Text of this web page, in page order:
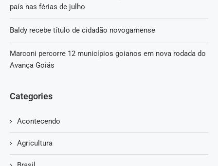
país nas férias de julho
Baldy recebe título de cidadão novogamense
Marconi percorre 12 municípios goianos em nova rodada do
Avança Goiás
Categories
Acontecendo
Agricultura